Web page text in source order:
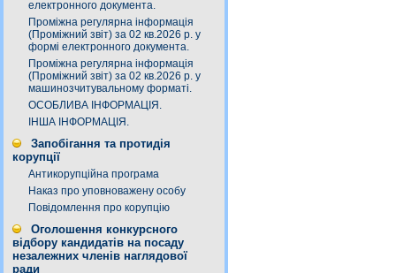
електронного документа.
Проміжна регулярна інформація
(Проміжний звіт) за 02 кв.2026 р. у
формі електронного документа.
Проміжна регулярна інформація
(Проміжний звіт) за 02 кв.2026 р. у
машинозчитувальному форматі.
ОСОБЛИВА ІНФОРМАЦІЯ.
ІНША ІНФОРМАЦІЯ.
Запобігання та протидія
корупції
Антикорупційна програма
Наказ про уповноважену особу
Повідомлення про корупцію
Оголошення конкурсного
відбору кандидатів на посаду
незалежних членів наглядової
ради